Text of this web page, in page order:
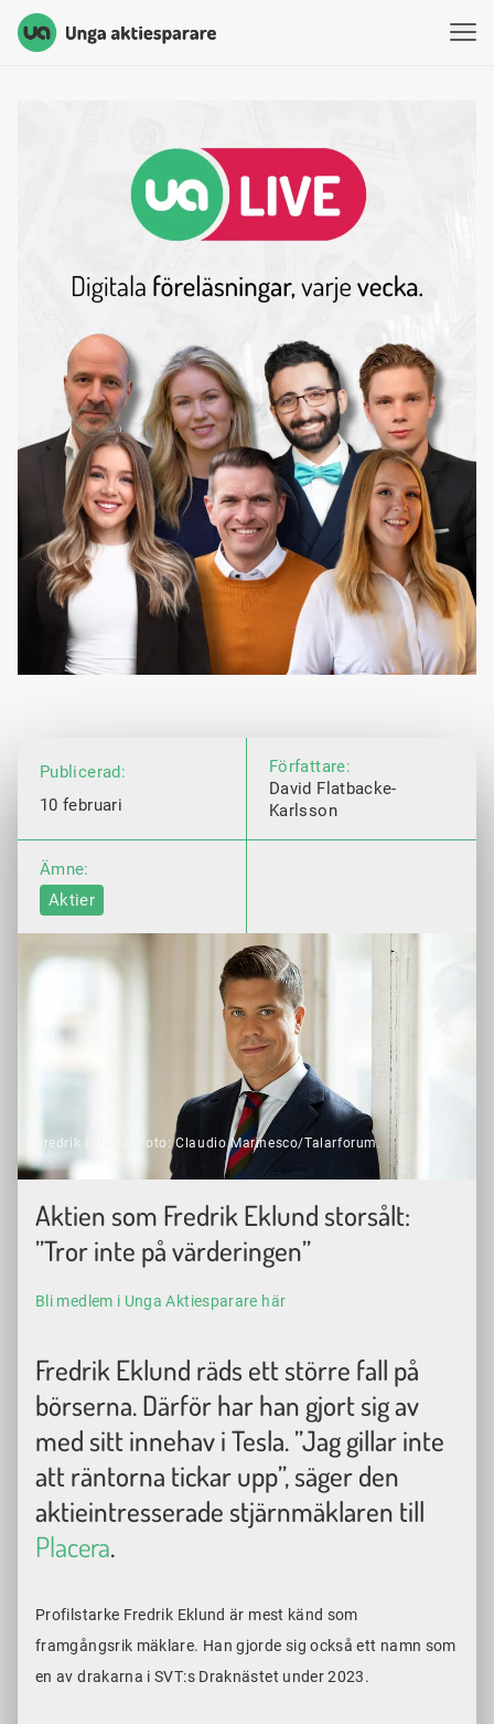
Unga Aktiesparare
Publicerad:
10 februari
Författare:
David Flatbacke-
Karlsson
Ämne:
Aktier
Fredrik Eklund. Foto: Claudio Marinesco/Talarforum.
Aktien som Fredrik Eklund storsålt:
”Tror inte på värderingen”
Bli medlem i Unga Aktiesparare här
Fredrik Eklund räds ett större fall på
börserna. Därför har han gjort sig av
med sitt innehav i Tesla. ”Jag gillar inte
att räntorna tickar upp”, säger den
aktieintresserade stjärnmäklaren till
Placera.
Profilstarke Fredrik Eklund är mest känd som
framgångsrik mäklare. Han gjorde sig också ett namn som
en av drakarna i SVT:s Draknästet under 2023.